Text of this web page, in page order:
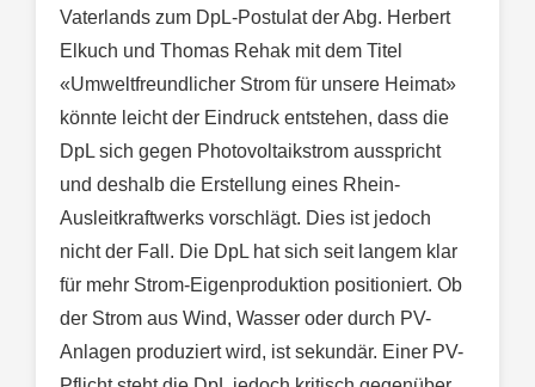
Vaterlands zum DpL-Postulat der Abg. Herbert
Elkuch und Thomas Rehak mit dem Titel
«Umweltfreundlicher Strom für unsere Heimat»
könnte leicht der Eindruck entstehen, dass die
DpL sich gegen Photovoltaikstrom ausspricht
und deshalb die Erstellung eines Rhein-
Ausleitkraftwerks vorschlägt. Dies ist jedoch
nicht der Fall. Die DpL hat sich seit langem klar
für mehr Strom-Eigenproduktion positioniert. Ob
der Strom aus Wind, Wasser oder durch PV-
Anlagen produziert wird, ist sekundär. Einer PV-